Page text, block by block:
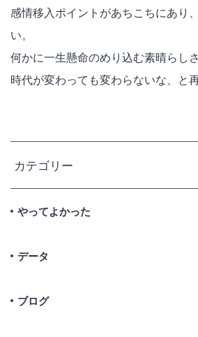
感情移入ポイントがあちこちにあり
い。
何かに一生懸命のめり込む素晴らしさ
時代が変わっても変わらないな、と
カテゴリー
やってよかった
データ
ブログ